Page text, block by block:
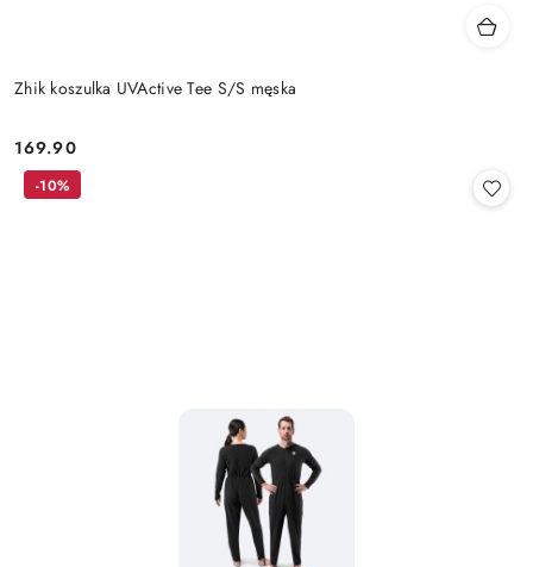
Zhik koszulka UVActive Tee S/S męska
Cena:
169.90
-10%